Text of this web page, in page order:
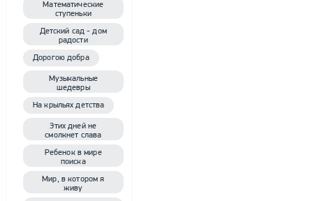
Математические
ступеньки
Детский сад - дом
радости
Дорогою добра
Музыкальные
шедевры
На крыльях детства
Этих дней не
смолкнет слава
Ребенок в мире
поиска
Мир, в котором я
живу